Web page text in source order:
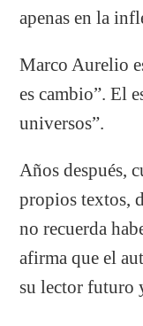
apenas en la
Marco Aurelio
es cambio”. El
universos”.
Años después,
propios textos,
no recuerda
afirma que el
su lector futuro